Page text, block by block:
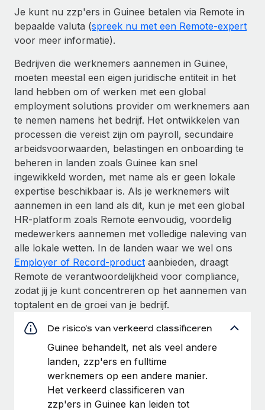
Je kunt nu zzp'ers in Guinee betalen via Remote in
bepaalde valuta (spreek nu met een Remote-expert
voor meer informatie).
Bedrijven die werknemers aannemen in Guinee,
moeten meestal een eigen juridische entiteit in het
land hebben om of werken met een global
employment solutions provider om werknemers aan
te nemen namens het bedrijf. Het ontwikkelen van
processen die vereist zijn om payroll, secundaire
arbeidsvoorwaarden, belastingen en onboarding te
beheren in landen zoals Guinee kan snel
ingewikkeld worden, met name als er geen lokale
expertise beschikbaar is. Als je werknemers wilt
aannemen in een land als dit, kun je met een global
HR-platform zoals Remote eenvoudig, voordelig
medewerkers aannemen met volledige naleving van
alle lokale wetten. In de landen waar we wel ons
Employer of Record-product aanbieden, draagt
Remote de verantwoordelijkheid voor compliance,
zodat jij je kunt concentreren op het aannemen van
toptalent en de groei van je bedrijf.
De risico's van verkeerd classificeren
Guinee behandelt, net als veel andere
landen, zzp'ers en fulltime
werknemers op een andere manier.
Het verkeerd classificeren van
zzp'ers in Guinee kan leiden tot